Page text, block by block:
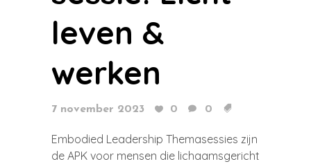
leven &
werken
7 november 2023 0 0
Embodied Leadership Themasessies zijn
de APK voor mensen die lichaamsgericht